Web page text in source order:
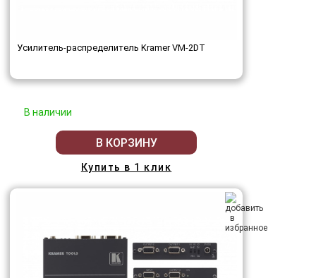
Усилитель-распределитель Kramer VM-2DT
В наличии
В КОРЗИНУ
Купить в 1 клик